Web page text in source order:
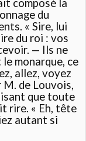
composé la
du
« Sire, lui
du roi : vos
— Ils ne
monarque, ce
allez, voyez
de Louvois,
que toute
rire. « Eh, tête
autant si